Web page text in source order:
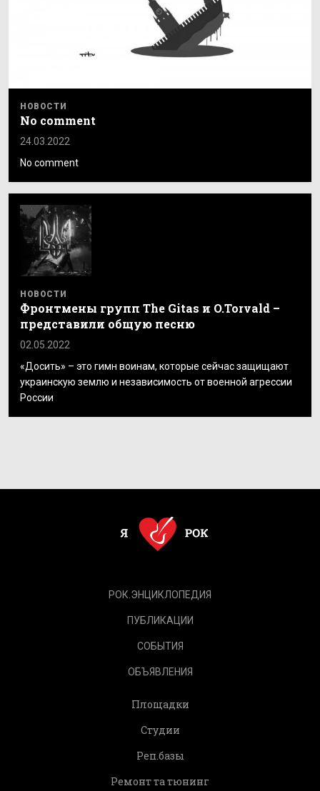
НОВОСТИ
No comment
24.03.2022
No comment
НОВОСТИ
Фронтмены групп The Gitas и O.Torvald –
представили общую песню
02.05.2022
«Досить» – это гимн воинам, которые сейчас защищают
украинскую землю и независимость от военной агрессии
России
РОК.ЭНЦИКЛОПЕДИЯ
ПУБЛИКАЦИИ
СОБЫТИЯ
ОБЪЯВЛЕНИЯ
Площадки
Студии
Реп.базы
Ремонт та тюнинг